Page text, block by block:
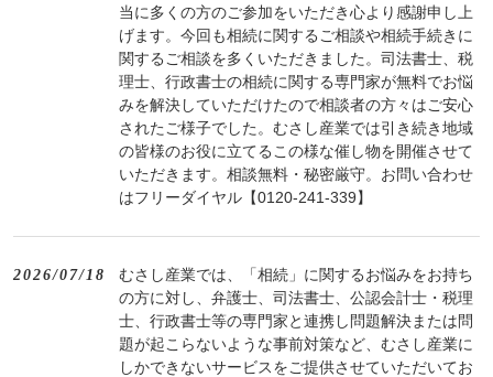
当に多くの方のご参加をいただき心より感謝申し上
げます。今回も相続に関するご相談や相続手続きに
関するご相談を多くいただきました。司法書士、税
理士、行政書士の相続に関する専門家が無料でお悩
みを解決していただけたので相談者の方々はご安心
されたご様子でした。むさし産業では引き続き地域
の皆様のお役に立てるこの様な催し物を開催させて
いただきます。相談無料・秘密厳守。お問い合わせ
はフリーダイヤル【0120‐241‐339】
2026/07/18
むさし産業では、「相続」に関するお悩みをお持ち
の方に対し、弁護士、司法書士、公認会計士・税理
士、行政書士等の専門家と連携し問題解決または問
題が起こらないような事前対策など、むさし産業に
しかできないサービスをご提供させていただいてお